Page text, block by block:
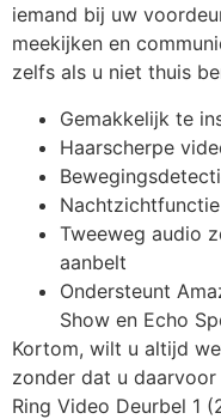
iemand bij uw
meekijken en
zelfs als u niet thuis
Gemakkelijk te
Haarscherpe
Tweeweg audio
aanbelt
Ondersteunt
Show en Echo
Kortom, wilt u altijd
zonder dat u
Ring Video Deurbel 1